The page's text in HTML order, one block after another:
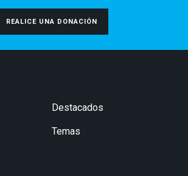
REALICE UNA DONACIÓN
Destacados
Temas